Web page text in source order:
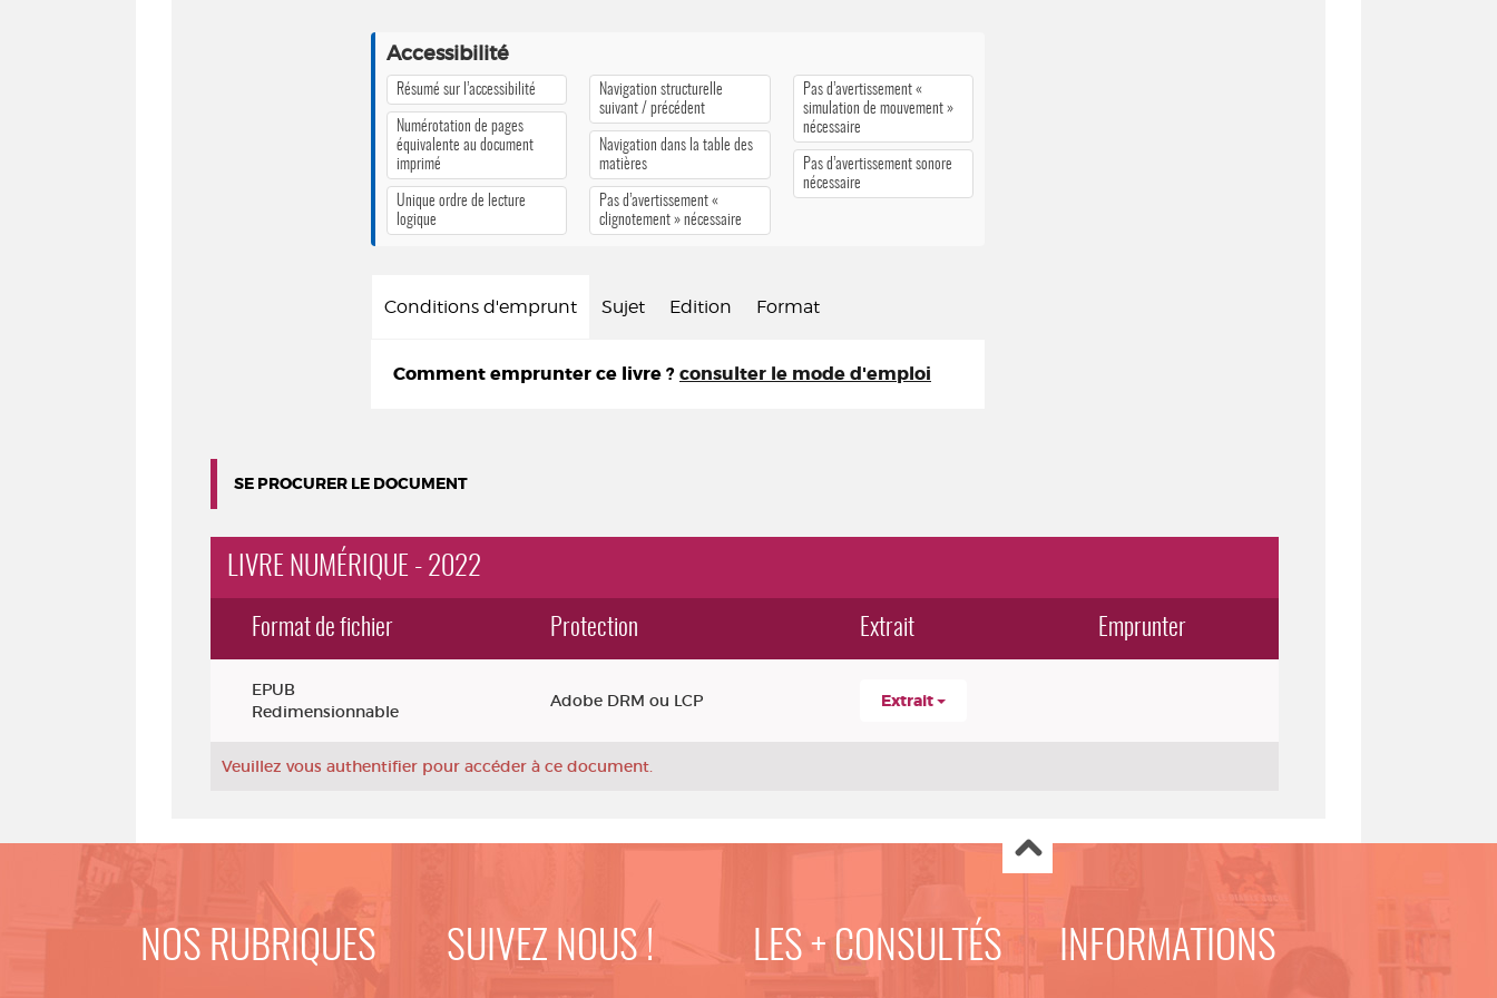
Accessibilité
Résumé sur l’accessibilité
Numérotation de pages
équivalente au document
imprimé
Unique ordre de lecture
logique
Navigation structurelle
suivant / précédent
Navigation dans la table des
matières
Pas d’avertissement «
clignotement » nécessaire
Pas d’avertissement «
simulation de mouvement »
nécessaire
Pas d’avertissement sonore
nécessaire
Conditions d'emprunt Sujet Edition Format
Comment emprunter ce livre ? consulter le mode d'emploi
SE PROCURER LE DOCUMENT
LIVRE NUMÉRIQUE - 2022
Format de fichier Protection Extrait Emprunter
EPUB
Redimensionnable
Adobe DRM ou LCP Extrait
Veuillez vous authentifier pour accéder à ce document.
NOS RUBRIQUES SUIVEZ NOUS ! LES + CONSULTÉS INFORMATIONS